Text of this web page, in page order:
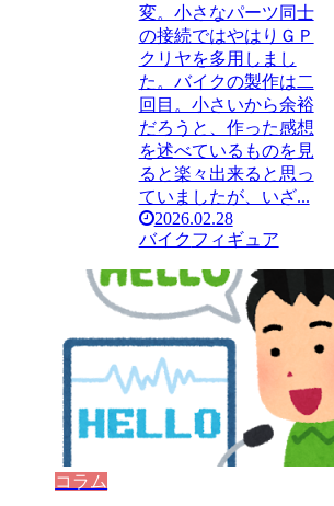
変。小さなパーツ同士
の接続ではやはりＧＰ
クリヤを多用しまし
た。バイクの製作は二
回目。小さいから余裕
だろうと、作った感想
を述べているものを見
ると楽々出来ると思っ
ていましたが、いざ...
2026.02.28
バイクフィギュア
コラム